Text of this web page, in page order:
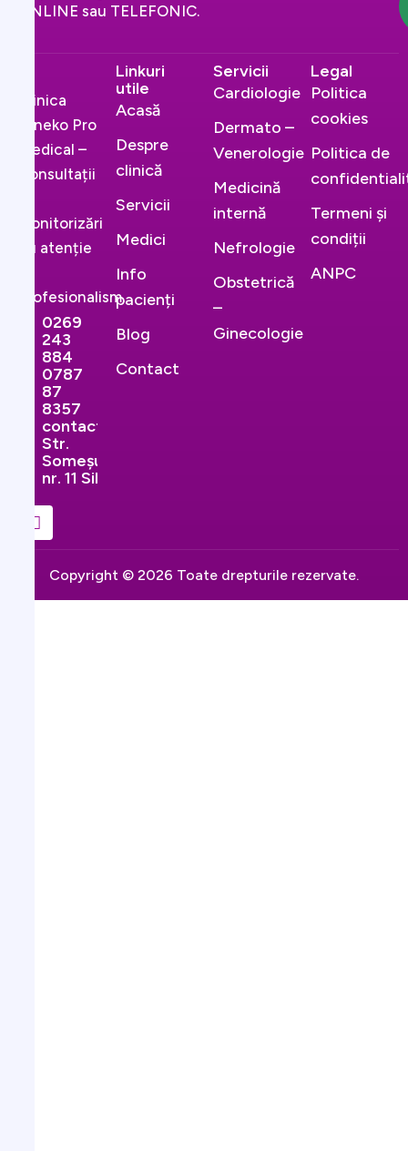
ONLINE sau TELEFONIC.
Clinica
Gineko Pro
Medical –
Consultații
monitorizări
cu atenție
profesionalism.
0269
243
884
0787
87
8357
contact@ginekopromedical.ro
Str.
Someșului,
nr. 11 Sibiu
Linkuri
utile
Acasă
Despre
clinică
Servicii
Medici
Info
pacienți
Blog
Contact
Servicii
Cardiologie
Dermato –
Venerologie
Medicină
internă
Nefrologie
Obstetrică
–
Ginecologie
Legal
Politica
cookies
Politica de
Termeni și
condiții
ANPC
Copyright © 2026 Toate drepturile rezervate.